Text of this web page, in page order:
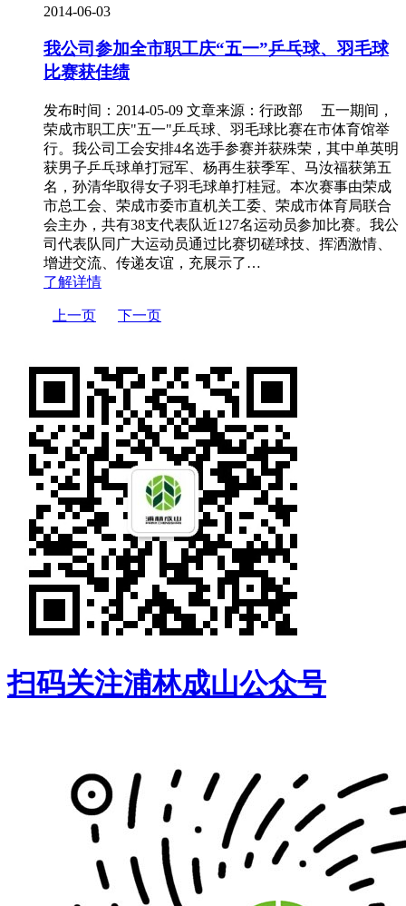
2014-06-03
我公司参加全市职工庆“五一”乒乓球、羽毛球
比赛获佳绩
发布时间：2014-05-09 文章来源：行政部 五一期间，
荣成市职工庆"五一"乒乓球、羽毛球比赛在市体育馆举
行。我公司工会安排4名选手参赛并获殊荣，其中单英明
获男子乒乓球单打冠军、杨再生获季军、马汝福获第五
名，孙清华取得女子羽毛球单打桂冠。本次赛事由荣成
市总工会、荣成市委市直机关工委、荣成市体育局联合
会主办，共有38支代表队近127名运动员参加比赛。我公
司代表队同广大运动员通过比赛切磋球技、挥洒激情、
增进交流、传递友谊，充展示了…
了解详情
上一页 下一页
扫码关注浦林成山公众号